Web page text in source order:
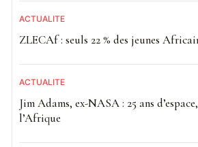
ACTUALITE
ZLECAf : seuls 22 % des jeunes
ACTUALITE
Jim Adams, ex-NASA : 25 ans
l’Afrique